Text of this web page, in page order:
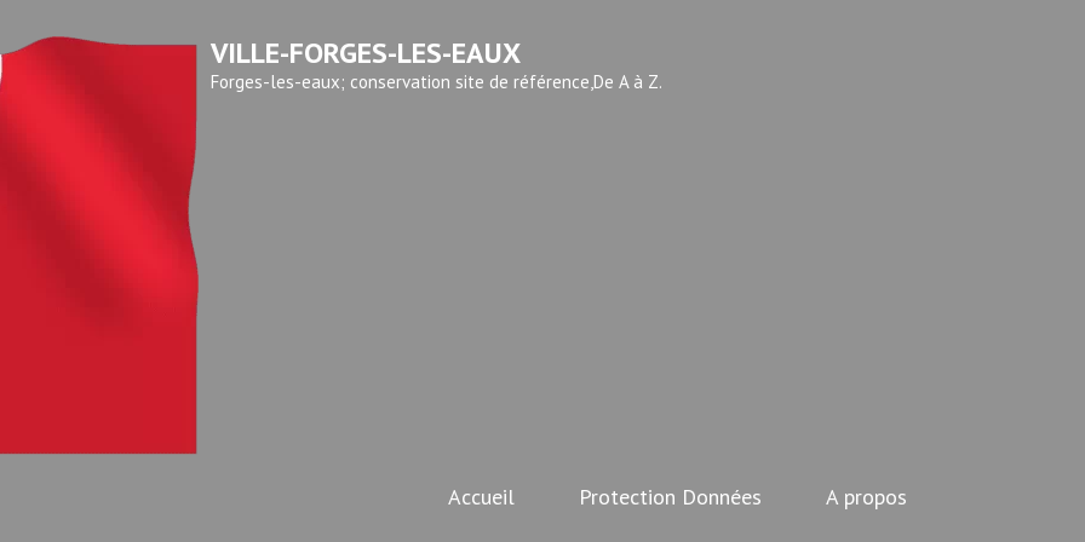
VILLE-FORGES-LES-EAUX
Forges-les-eaux; conservation site de référence,De A à Z.
Accueil Protection Données A propos